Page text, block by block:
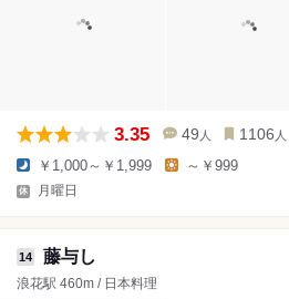
3.35 49 人 1106 人
￥1,000～￥1,999 ～￥999
月曜日
14 藤与し
浪花駅 460m / 日本料理